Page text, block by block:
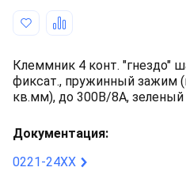
Клеммник 4 конт. "гнездо"
фиксат., пружинный зажим
кв.мм), до 300В/8А, зеленый
Документация:
0221-24XX